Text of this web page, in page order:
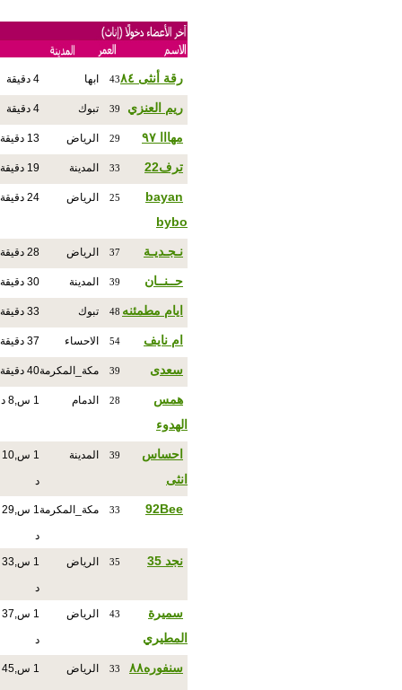
رقة أنثى ٨٤ 43 ابها 4 دقيقة
ريم العنزي 39 تبوك 4 دقيقة
مهااا ٩٧ 29 الرياض 13 دقيقة
ترف22 33 المدينة 19 دقيقة
bayan
bybo
25 الرياض 24 دقيقة
نـجـديـة 37 الرياض 28 دقيقة
حــنــان 39 المدينة 30 دقيقة
ايام مطمئنه 48 تبوك 33 دقيقة
ام نايف 54 الاحساء 37 دقيقة
سعدى 39 مكة_المكرمة40 دقيقة
همس
الهدوء
28 الدمام 1 س,8 د
احساس
انثى
39 المدينة 1 س,10
د
92Bee
33 مكة_المكرمة 1 س,29
د
نجد 35 35 الرياض 1 س,33
د
سميرة
المطيري
43 الرياض 1 س,37
د
سنفوره٨٨ 33 الرياض 1 س,45